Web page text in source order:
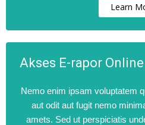
Learn
Akses E-rapor
Nemo enim ipsam voluptatem
aut odit aut fugit nemo
amets. Sed ut perspiciatis